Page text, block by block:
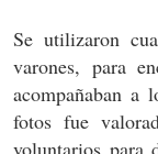
Se utilizaron
varones, para
acompañaban a
fotos fue